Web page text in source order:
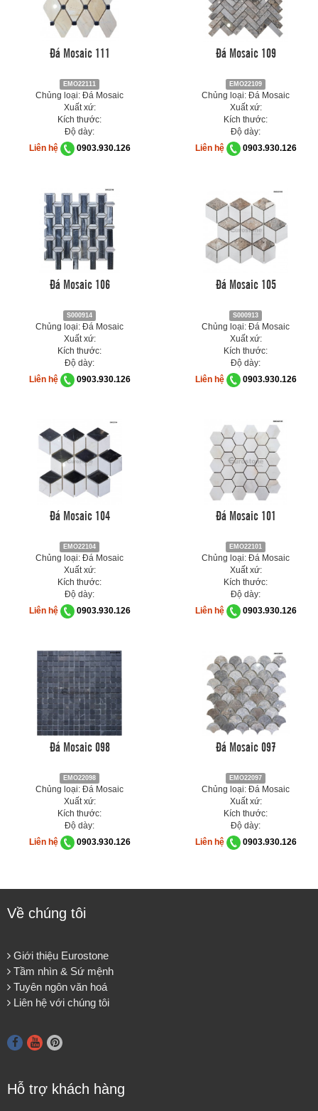
Đá Mosaic 111
EMO22111
Chủng loại: Đá Mosaic
Xuất xứ:
Kích thước:
Độ dày:
Liên hệ
0903.930.126
Đá Mosaic 109
EMO22109
Chủng loại: Đá Mosaic
Xuất xứ:
Kích thước:
Độ dày:
Liên hệ
0903.930.126
Đá Mosaic 106
S000914
Chủng loại: Đá Mosaic
Xuất xứ:
Kích thước:
Độ dày:
Liên hệ
0903.930.126
Đá Mosaic 105
S000913
Chủng loại: Đá Mosaic
Xuất xứ:
Kích thước:
Độ dày:
Liên hệ
0903.930.126
Đá Mosaic 104
EMO22104
Chủng loại: Đá Mosaic
Xuất xứ:
Kích thước:
Độ dày:
Liên hệ
0903.930.126
Đá Mosaic 101
EMO22101
Chủng loại: Đá Mosaic
Xuất xứ:
Kích thước:
Độ dày:
Liên hệ
0903.930.126
Đá Mosaic 098
EMO22098
Chủng loại: Đá Mosaic
Xuất xứ:
Kích thước:
Độ dày:
Liên hệ
0903.930.126
Đá Mosaic 097
EMO22097
Chủng loại: Đá Mosaic
Xuất xứ:
Kích thước:
Độ dày:
Liên hệ
0903.930.126
Về chúng tôi
Giới thiệu Eurostone
Tầm nhìn & Sứ mệnh
Tuyên ngôn văn hoá
Liên hệ với chúng tôi
Hỗ trợ khách hàng